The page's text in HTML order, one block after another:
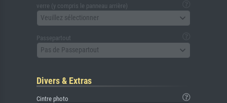
verre (y compris le panneau arrière)
Veuillez sélectionner
Passepartout
Pas de Passepartout
Divers & Extras
Cintre photo